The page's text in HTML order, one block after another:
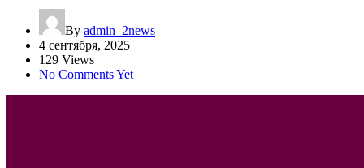
By admin_2news
4 сентября, 2025
129 Views
No Comments Yet